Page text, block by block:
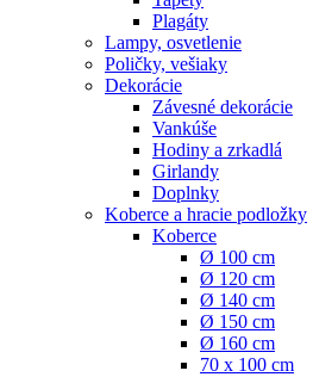
Plagáty
Lampy, osvetlenie
Poličky, vešiaky
Dekorácie
Závesné dekorácie
Vankúše
Hodiny a zrkadlá
Girlandy
Doplnky
Koberce a hracie podložky
Koberce
Ø 100 cm
Ø 120 cm
Ø 140 cm
Ø 150 cm
Ø 160 cm
70 x 100 cm